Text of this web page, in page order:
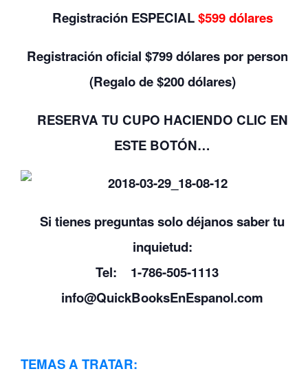
Registración ESPECIAL$599 dólares
Registración oficial $799 dólares por persona.
(Regalo de $200 dólares)
RESERVA TU CUPO HACIENDO CLIC EN
ESTE BOTÓN…
Si tienes preguntas solo déjanos saber tu
inquietud:
Tel: 1-786-505-1113
info@QuickBooksEnEspanol.com
TEMAS A TRATAR: